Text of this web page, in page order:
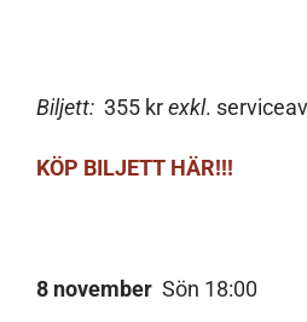
Biljett: 355 krexkl.
KÖP BILJETT HÄR!!!
8 november Sön 18:00